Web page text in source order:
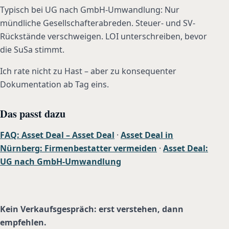
Typisch bei UG nach GmbH-Umwandlung: Nur
mündliche Gesellschafterabreden. Steuer- und SV-
Rückstände verschweigen. LOI unterschreiben, bevor
die SuSa stimmt.
Ich rate nicht zu Hast – aber zu konsequenter
Dokumentation ab Tag eins.
Das passt dazu
FAQ: Asset Deal – Asset Deal · Asset Deal in
Nürnberg: Firmenbestatter vermeiden · Asset Deal:
UG nach GmbH-Umwandlung
Kein Verkaufsgespräch: erst verstehen, dann
empfehlen.